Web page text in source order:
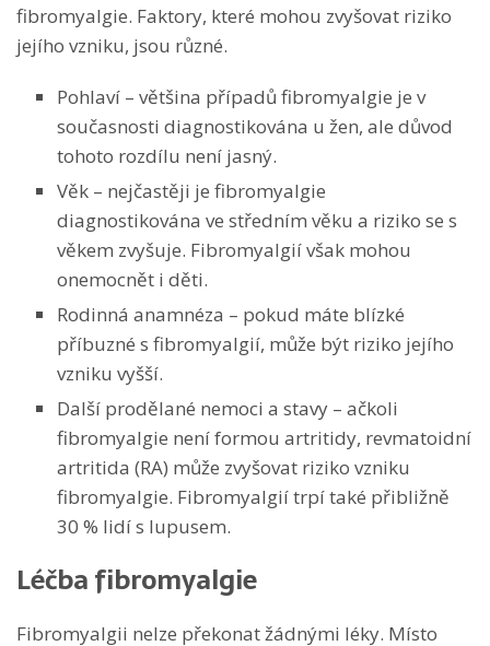
fibromyalgie. Faktory, které mohou zvyšovat riziko
jejího vzniku, jsou různé.
Pohlaví – většina případů fibromyalgie je v
současnosti diagnostikována u žen, ale důvod
tohoto rozdílu není jasný.
Věk – nejčastěji je fibromyalgie
diagnostikována ve středním věku a riziko se s
věkem zvyšuje. Fibromyalgií však mohou
onemocnět i děti.
Rodinná anamnéza – pokud máte blízké
příbuzné s fibromyalgií, může být riziko jejího
vzniku vyšší.
Další prodělané nemoci a stavy – ačkoli
fibromyalgie není formou artritidy, revmatoidní
artritida (RA) může zvyšovat riziko vzniku
fibromyalgie. Fibromyalgií trpí také přibližně
30 % lidí s lupusem.
Léčba fibromyalgie
Fibromyalgii nelze překonat žádnými léky. Místo